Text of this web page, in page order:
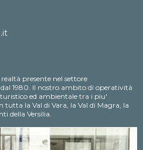
e/o dei collaboratori: esterni
di espletare, nel rispetto
dei Registri Immobiliari,
revisori contabili ed a consulenti
istituti bancari e finanziari o altri
si serve ed ai quali il
necessario per
amministrativi, contabili e
svolgimento della nostra
lo svolgimento dell'attività della
all'assolvimento, da parte
contrattuali assunte nei Suoi
presente nel settore
1980. Il nostro ambito di operatività
turistico ed ambientale tra i piu'
la Val di Vara, la Val di Magra, la
della Versilia.